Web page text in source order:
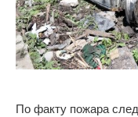
По факту пожара